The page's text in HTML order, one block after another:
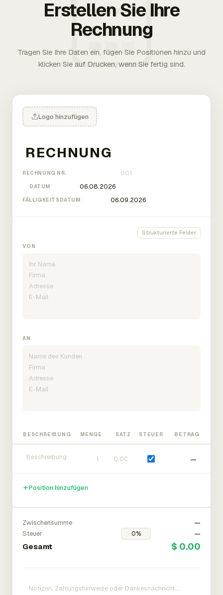
Erstellen Sie Ihre
Rechnung
Tragen Sie Ihre Daten ein, fügen Sie Positionen hinzu und
klicken Sie auf Drucken, wenn Sie fertig sind.
Logo hinzufügen
RECHNUNG NR.
DATUM
FÄLLIGKEITSDATUM
Strukturierte Felder
VON
AN
BESCHREIBUNG MENGE SATZ STEUER BETRAG
—
Position hinzufügen
Zwischensumme
—
Steuer
—
Gesamt $ 0.00